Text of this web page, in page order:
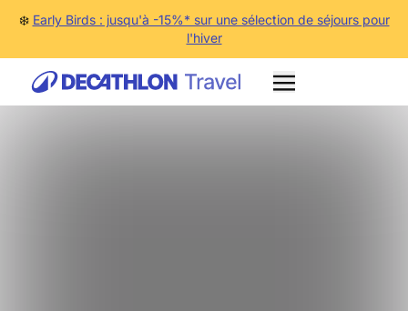
❄️ Early Birds : jusqu'à -15%* sur une sélection de séjours pour
l'hiver